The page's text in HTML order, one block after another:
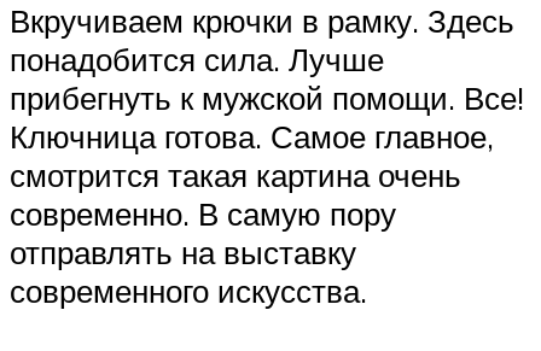
Вкручиваем крючки в рамку. Здесь
понадобится сила. Лучше
прибегнуть к мужской помощи. Все!
Ключница готова. Самое главное,
смотрится такая картина очень
современно. В самую пору
отправлять на выставку
современного искусства.